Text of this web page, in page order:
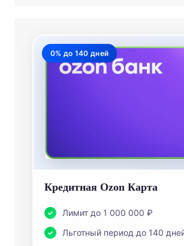
0% до 140 дней
Кредитная Ozon Карта
Лимит до 1 000 000 ₽
Льготный период до 140